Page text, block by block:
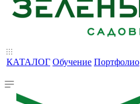
КАТАЛОГ Обучение Портфолио